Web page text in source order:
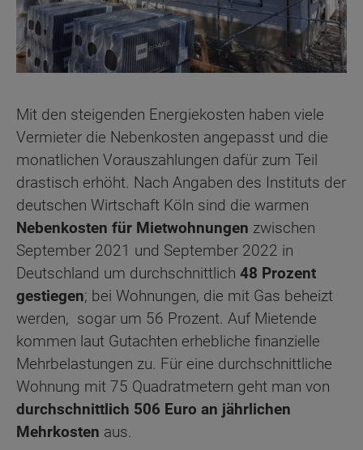
Mit den steigenden Energiekosten haben viele
Vermieter die Nebenkosten angepasst und die
monatlichen Vorauszahlungen dafür zum Teil
drastisch erhöht. Nach Angaben des Instituts der
deutschen Wirtschaft Köln sind die warmen
Nebenkosten für Mietwohnungen zwischen
September 2021 und September 2022 in
Deutschland um durchschnittlich 48 Prozent
gestiegen; bei Wohnungen, die mit Gas beheizt
werden, sogar um 56 Prozent. Auf Mietende
kommen laut Gutachten erhebliche finanzielle
Mehrbelastungen zu. Für eine durchschnittliche
Wohnung mit 75 Quadratmetern geht man von
durchschnittlich 506 Euro an jährlichen
Mehrkosten aus.